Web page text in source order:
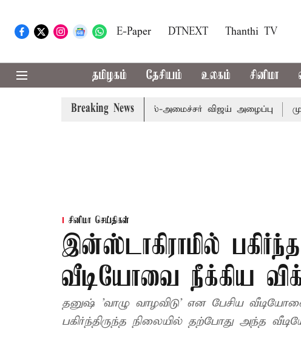
E-Paper DTNEXT Thanthi TV
தமிழகம் தேசியம் உலகம் சினிமா
Breaking News
கூட்டத்துக்கு முதல்-அமைச்சர் விஜய் அழைப்பு முன்னாள்
சினிமா செய்திகள்
இன்ஸ்டாகிராமில்
வீடியோவை நீக்கிய
தனுஷ் 'வாழு வாழவிடு' என பேசிய
பகிர்ந்திருந்த நிலையில் தற்போது அந்த